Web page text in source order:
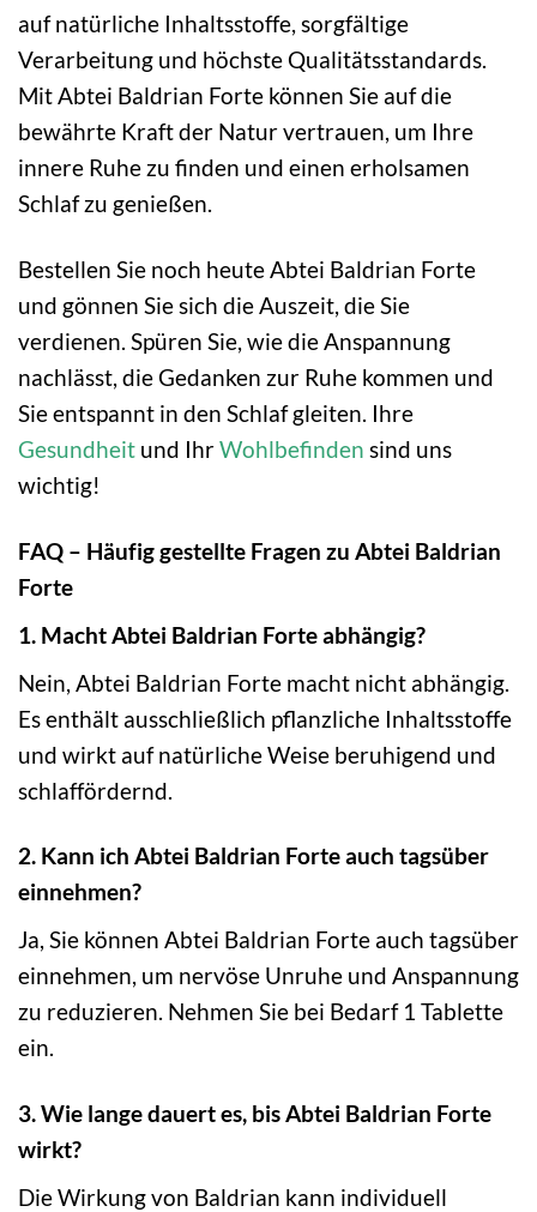
auf natürliche Inhaltsstoffe, sorgfältige
Verarbeitung und höchste Qualitätsstandards.
Mit Abtei Baldrian Forte können Sie auf die
bewährte Kraft der Natur vertrauen, um Ihre
innere Ruhe zu finden und einen erholsamen
Schlaf zu genießen.
Bestellen Sie noch heute Abtei Baldrian Forte
und gönnen Sie sich die Auszeit, die Sie
verdienen. Spüren Sie, wie die Anspannung
nachlässt, die Gedanken zur Ruhe kommen und
Sie entspannt in den Schlaf gleiten. Ihre
Gesundheit und IhrWohlbefinden sind uns
wichtig!
FAQ – Häufig gestellte Fragen zu Abtei Baldrian
Forte
1. Macht Abtei Baldrian Forte abhängig?
Nein, Abtei Baldrian Forte macht nicht abhängig.
Es enthält ausschließlich pflanzliche Inhaltsstoffe
und wirkt auf natürliche Weise beruhigend und
schlaffördernd.
2. Kann ich Abtei Baldrian Forte auch tagsüber
einnehmen?
Ja, Sie können Abtei Baldrian Forte auch tagsüber
einnehmen, um nervöse Unruhe und Anspannung
zu reduzieren. Nehmen Sie bei Bedarf 1 Tablette
ein.
3. Wie lange dauert es, bis Abtei Baldrian Forte
wirkt?
Die Wirkung von Baldrian kann individuell